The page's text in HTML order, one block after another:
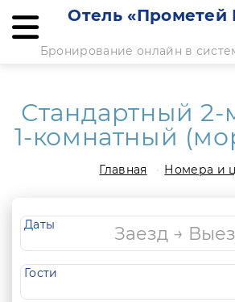
Отель «Прометей
Бронирование онлайн в
Стандартный 2-
1-комнатный
Главная Номера и
Даты
Гости